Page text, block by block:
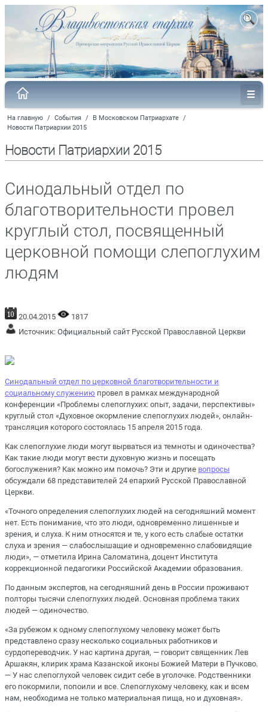
На главную / События / В Московском Патриархате /
Новости Патриархии 2015
Новости Патриархии 2015
Синодальный отдел по
благотворительности провел
круглый стол, посвященный
церковной помощи слепоглухим
людям
20.04.2015
1817
Источник: Официальный сайт Русской Православной Церкви
Синодальный отдел по церковной благотворительности и
социальному служению провел в рамках международной
конференции «Проблемы слепоглухих: опыт, задачи, перспективы»
круглый стол «Духовное окормление слепоглухих людей», онлайн-
трансляция которого состоялась 15 апреля 2015 года.
Как слепоглухие люди могут вырваться из темноты и одиночества?
Как такие люди могут вести духовную жизнь и посещать
богослужения? Как можно им помочь? Эти и другие вопросы
обсуждали 68 представителей 24 епархий Русской Православной
Церкви.
«Точного определения слепоглухих людей на сегодняшний момент
нет. Есть понимание, что это люди, одновременно лишенные и
зрения, и слуха. К ним относятся и те, у кого есть слабые остатки
слуха и зрения — слабослышащие и одновременно слабовидящие
люди», — отметила Ирина Саломатина, доцент Института
коррекционной педагогики Российской Академии образования.
По данным экспертов, на сегодняшний день в России проживают
полторы тысячи слепоглухих людей. Основная проблема таких
людей — одиночество.
«За рубежом к одному слепоглухому человеку может быть
представлено сразу несколько социальных работников и
сурдопереводчик. У нас картина другая, — говорит священник Лев
Аршакян, клирик храма Казанской иконы Божией Матери в Пучково.
— У нас слепоглухой человек сидит себе в уголочке. Родственники
его покормили, попоили и все. Слепоглухому человеку, как и всем
нам, необходима не только материальная пища, но и духовная».